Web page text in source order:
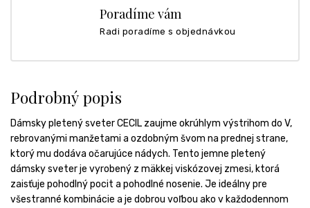
Poradíme vám
Radi poradíme s objednávkou
Podrobný popis
Dámsky pletený sveter CECIL zaujme okrúhlym výstrihom do V,
rebrovanými manžetami a ozdobným švom na prednej strane,
ktorý mu dodáva očarujúce nádych. Tento jemne pletený
dámsky sveter je vyrobený z mäkkej viskózovej zmesi, ktorá
zaisťuje pohodlný pocit a pohodlné nosenie. Je ideálny pre
všestranné kombinácie a je dobrou voľbou ako v každodennom